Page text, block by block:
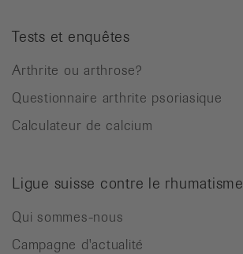
Tests et enquêtes
Arthrite ou arthrose?
Questionnaire arthrite psoriasique
Calculateur de calcium
Ligue suisse contre le rhumatisme
Qui sommes-nous
Campagne d'actualité